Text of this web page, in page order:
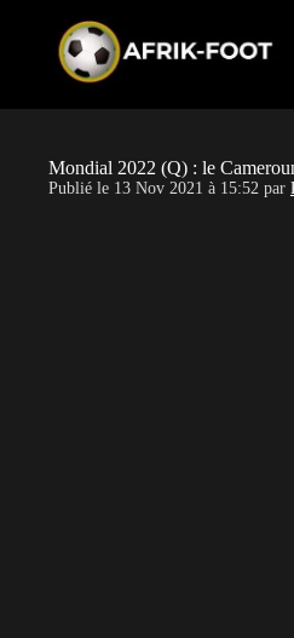
Mondial 2022 (Q) : le
Publié le 13 Nov 2021 à 15:52 par